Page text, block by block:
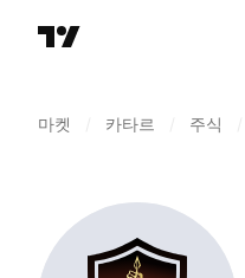
마켓 카타르 주식